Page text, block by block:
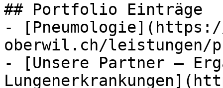
## Portfolio Einträge
-
oberwil.ch/leistungen/
- [Unsere Partner –